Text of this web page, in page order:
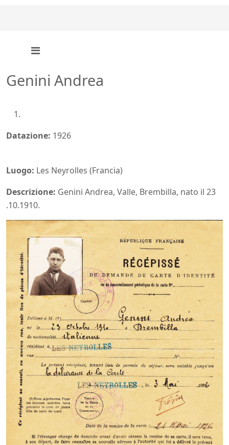
Genini Andrea
Datazione: 1926
Luogo: Les Neyrolles (Francia)
Descrizione: Genini Andrea, Valle, Brembilla, nato il 23
.10.1910.